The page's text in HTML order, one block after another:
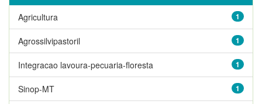
1
Agricultura
1
Agrossilvipastoril
1
Integracao lavoura-pecuaria-floresta
1
Sinop-MT